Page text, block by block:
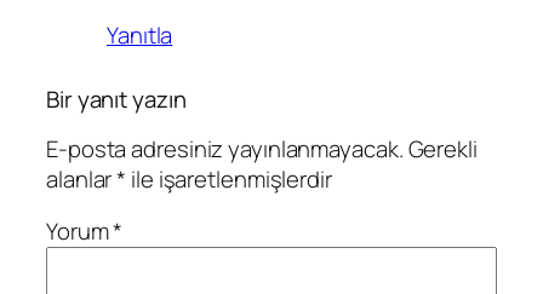
Yanıtla
Bir yanıt yazın
E-posta adresiniz yayınlanmayacak.Gerekli
alanlar* ile işaretlenmişlerdir
Yorum*